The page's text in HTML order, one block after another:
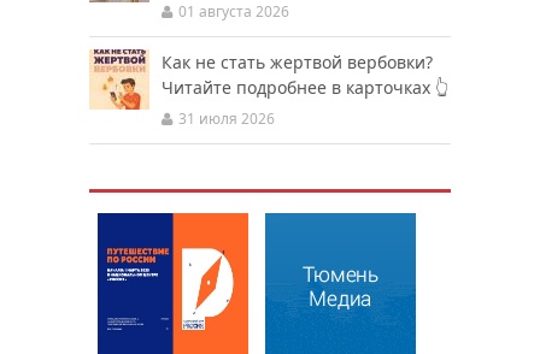
01 августа 2026
Как не стать жертвой вербовки?
Читайте подробнее в карточках 👆
31 июля 2026